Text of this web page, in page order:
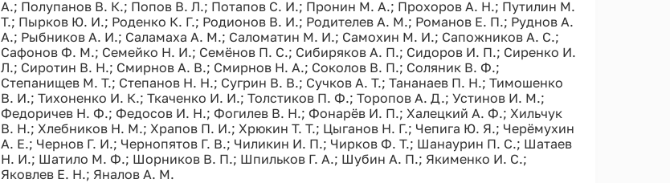
А.; Полупанов В. К.; Попов В. Л.; Потапов С. И.; Пронин М. А.; Прохоров А. Н.; Путилин М.
Т.; Пырков Ю. И.; Роденко К. Г.; Родионов В. И.; Родителев А. М.; Романов Е. П.; Руднов А.
А.; Рыбников А. И.; Саламаха А. М.; Саломатин М. И.; Самохин М. И.; Сапожников А. С.;
Сафонов Ф. М.; Семейко Н. И.; Семёнов П. С.; Сибиряков А. П.; Сидоров И. П.; Сиренко И.
Л.; Сиротин В. Н.; Смирнов А. В.; Смирнов Н. А.; Соколов В. П.; Соляник В. Ф.;
Степанищев М. Т.; Степанов Н. Н.; Сугрин В. В.; Сучков А. Т.; Тананаев П. Н.; Тимошенко
В. И.; Тихоненко И. К.; Ткаченко И. И.; Толстиков П. Ф.; Торопов А. Д.; Устинов И. М.;
Федоричев Н. Ф.; Федосов И. Н.; Фогилев В. Н.; Фонарёв И. П.; Халецкий А. Ф.; Хильчук
В. Н.; Хлебников Н. М.; Храпов П. И.; Хрюкин Т. Т.; Цыганов Н. Г.; Чепига Ю. Я.; Черёмухин
А. Е.; Чернов Г. И.; Чернопятов Г. В.; Чиликин И. П.; Чирков Ф. Т.; Шанаурин П. С.; Шатаев
Н. И.; Шатило М. Ф.; Шорников В. П.; Шпильков Г. А.; Шубин А. П.; Якименко И. С.;
Яковлев Е. Н.; Яналов А. М.